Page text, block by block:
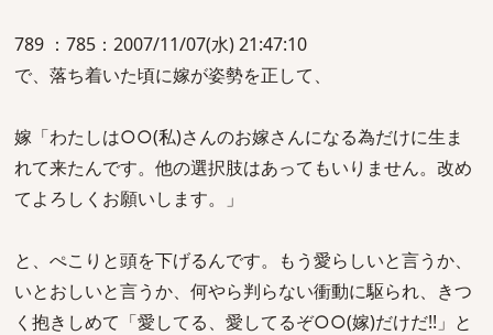
789 ：785：2007/11/07(水) 21:47:10
で、落ち着いた頃に嫁が姿勢を正して、
嫁「わたしは○○(私)さんのお嫁さんになる為だけに生ま
れて来たんです。他の選択肢はあってもいりません。改め
てよろしくお願いします。」
と、ぺこりと頭を下げるんです。もう愛らしいと言うか、
いとおしいと言うか、何やら判らない衝動に駆られ、きつ
く抱きしめて「愛してる、愛してるぞ○○(嫁)だけだ!!」と